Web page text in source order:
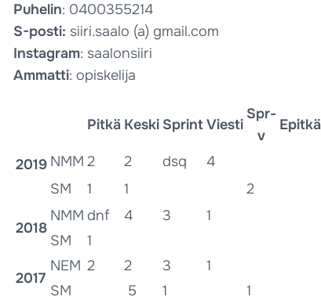
Puhelin: 0400355214
S-posti: siiri.saalo (a) gmail.com
Instagram: saalonsiiri
Ammatti: opiskelija
Pitkä Keski SprintViesti
Spr-
v
Epitkä
2019 NMM 2 2 dsq
4
SM
1 1 2
2018
NMM dnf 4 3
1
SM
1
2017
NEM 2 2 3
1
SM
5 1 1